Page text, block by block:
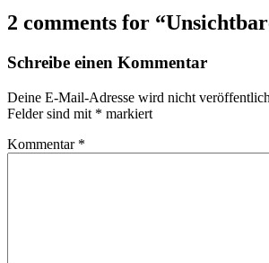
2 comments for “
Schreibe einen Kommentar
Deine E-Mail-Adresse wird nicht
Felder sind mit * markiert
Kommentar *